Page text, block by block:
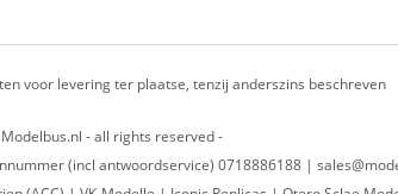
voor levering ter plaatse, tenzij anderszins beschreven
- all rights reserved -
(incl antwoordservice) 0718886188 |